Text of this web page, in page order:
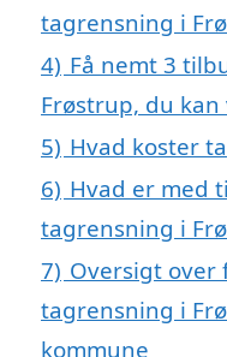
tagrensning i
4) Få nemt 3
Frøstrup, du
5) Hvad koster
6) Hvad er med
tagrensning i
7) Oversigt
tagrensning i
kommune